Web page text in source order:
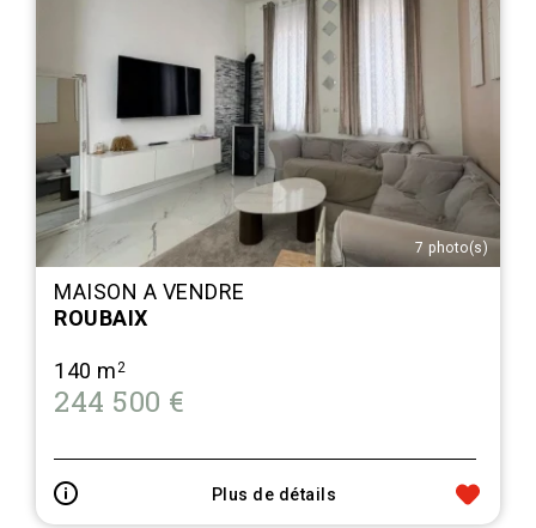
7 photo(s)
MAISON A VENDRE
ROUBAIX
140 m2
244 500 €
Plus de détails